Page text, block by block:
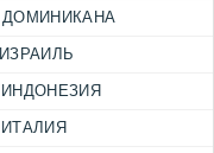
ДОМИНИКАНА
ИЗРАИЛЬ
ИНДОНЕЗИЯ
ИТАЛИЯ